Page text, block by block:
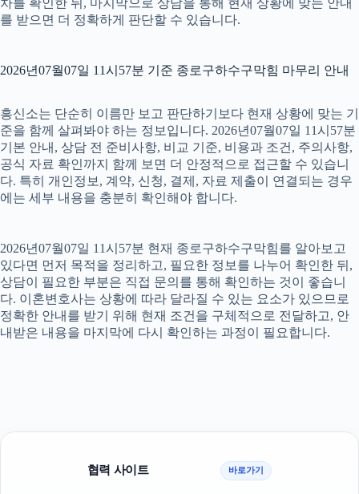
차를 확인한 뒤, 마지막으로 상담을 통해 현재 상황에 맞는 안내
를 받으면 더 정확하게 판단할 수 있습니다.
2026년07월07일 11시57분 기준 종로구하수구막힘 마무리 안내
흥신소는 단순히 이름만 보고 판단하기보다 현재 상황에 맞는 기
준을 함께 살펴봐야 하는 정보입니다. 2026년07월07일 11시57분
기본 안내, 상담 전 준비사항, 비교 기준, 비용과 조건, 주의사항,
공식 자료 확인까지 함께 보면 더 안정적으로 접근할 수 있습니
다. 특히 개인정보, 계약, 신청, 결제, 자료 제출이 연결되는 경우
에는 세부 내용을 충분히 확인해야 합니다.
2026년07월07일 11시57분 현재 종로구하수구막힘를 알아보고
있다면 먼저 목적을 정리하고, 필요한 정보를 나누어 확인한 뒤,
상담이 필요한 부분은 직접 문의를 통해 확인하는 것이 좋습니
다. 이혼변호사는 상황에 따라 달라질 수 있는 요소가 있으므로
정확한 안내를 받기 위해 현재 조건을 구체적으로 전달하고, 안
내받은 내용을 마지막에 다시 확인하는 과정이 필요합니다.
협력 사이트 바로가기